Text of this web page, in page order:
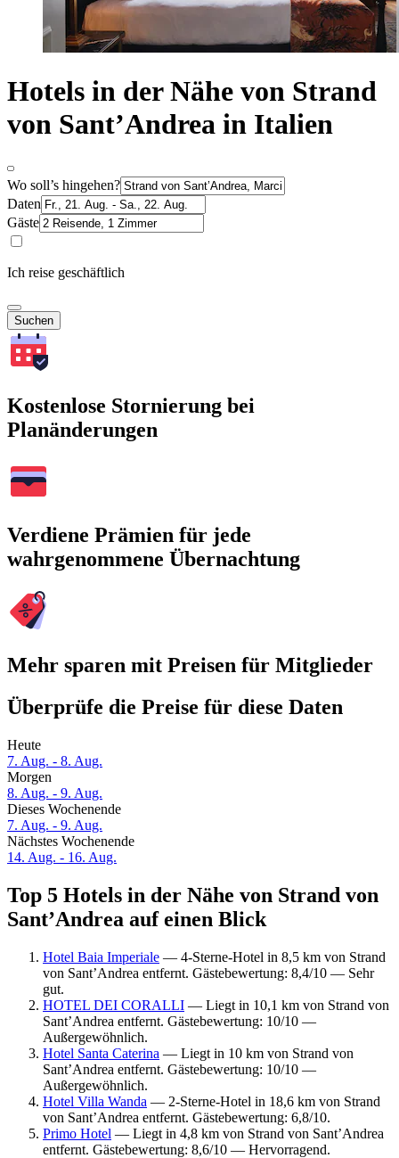
Hotels in der Nähe von Strand
von Sant’Andrea in Italien
Wo soll’s hingehen?
Daten
Gäste
Ich reise geschäftlich
Suchen
Kostenlose Stornierung bei
Planänderungen
Verdiene Prämien für jede
wahrgenommene Übernachtung
Mehr sparen mit Preisen für Mitglieder
Überprüfe die Preise für diese Daten
Heute
7. Aug. - 8. Aug.
Morgen
8. Aug. - 9. Aug.
Dieses Wochenende
7. Aug. - 9. Aug.
Nächstes Wochenende
14. Aug. - 16. Aug.
Top 5 Hotels in der Nähe von Strand von
Sant’Andrea auf einen Blick
Hotel Baia Imperiale — 4-Sterne-Hotel in 8,5 km von Strand
von Sant’Andrea entfernt. Gästebewertung: 8,4/10 — Sehr
gut.
HOTEL DEI CORALLI — Liegt in 10,1 km von Strand von
Sant’Andrea entfernt. Gästebewertung: 10/10 —
Außergewöhnlich.
Hotel Santa Caterina — Liegt in 10 km von Strand von
Sant’Andrea entfernt. Gästebewertung: 10/10 —
Außergewöhnlich.
Hotel Villa Wanda — 2-Sterne-Hotel in 18,6 km von Strand
von Sant’Andrea entfernt. Gästebewertung: 6,8/10.
Primo Hotel — Liegt in 4,8 km von Strand von Sant’Andrea
entfernt. Gästebewertung: 8,6/10 — Hervorragend.